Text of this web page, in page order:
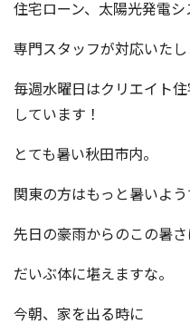
住宅ローン、太陽光発電シ
専門スタッフが対応いたし
毎週水曜日はクリエイト
しています！
とても暑い秋田市内。
関東の方はもっと暑いよ
先日の豪雨からのこの暑さ
だいぶ体に堪えますな。
今朝、家を出る時に